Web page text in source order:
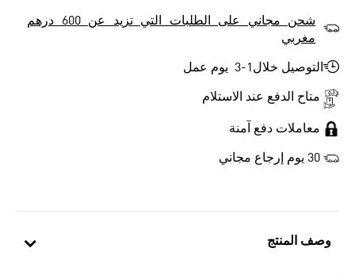
وصف المنتج
شحن مجاني على الطلبات التي تزيد عن 600 درهم
مغربي
التوصيل خلال1-3 يوم عمل
متاح الدفع عند الاستلام
معاملات دفع آمنة